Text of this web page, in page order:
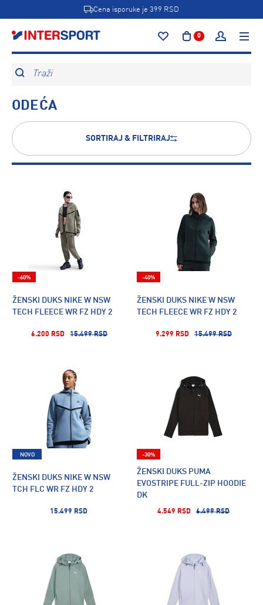
Cena isporuke je 399 RSD
0
Traži
ODEĆA
SORTIRAJ & FILTRIRAJ
ŽENSKI DUKS NIKE W NSW
TECH FLEECE WR FZ HDY 2
6.200 RSD 15.499 RSD
-60%
ŽENSKI DUKS NIKE W NSW
TECH FLEECE WR FZ HDY 2
9.299 RSD 15.499 RSD
-40%
ŽENSKI DUKS NIKE W NSW
TCH FLC WR FZ HDY 2
15.499 RSD
NOVO
ŽENSKI DUKS PUMA
EVOSTRIPE FULL-ZIP HOODIE
DK
4.549 RSD 6.499 RSD
-30%